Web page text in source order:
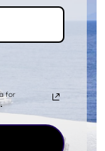
for